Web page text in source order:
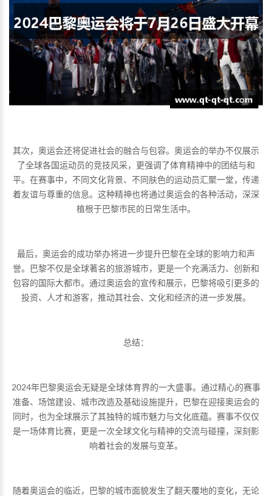
其次，奥运会还将促进社会的融合与包容。奥运会的举办不仅展示
了全球各国运动员的竞技风采，更强调了体育精神中的团结与和
平。在赛事中，不同文化背景、不同肤色的运动员汇聚一堂，传递
着友谊与尊重的信息。这种精神也将通过奥运会的各种活动，深深
植根于巴黎市民的日常生活中。
最后，奥运会的成功举办将进一步提升巴黎在全球的影响力和声
誉。巴黎不仅是全球著名的旅游城市，更是一个充满活力、创新和
包容的国际大都市。通过奥运会的宣传和展示，巴黎将吸引更多的
投资、人才和游客，推动其社会、文化和经济的进一步发展。
总结：
2024年巴黎奥运会无疑是全球体育界的一大盛事。通过精心的赛事
准备、场馆建设、城市改造及基础设施提升，巴黎在迎接奥运会的
同时，也为全球展示了其独特的城市魅力与文化底蕴。赛事不仅仅
是一场体育比赛，更是一次全球文化与精神的交流与碰撞，深刻影
响着社会的发展与变革。
随着奥运会的临近，巴黎的城市面貌发生了翻天覆地的变化，无论